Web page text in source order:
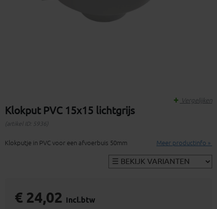
Klokput PVC 15x15 lichtgrijs
(artikel ID: 5936)
Vergelijken
Klokputje in PVC voor een afvoerbuis 50mm Meer productinfo »
€ 24,02 incl.btw